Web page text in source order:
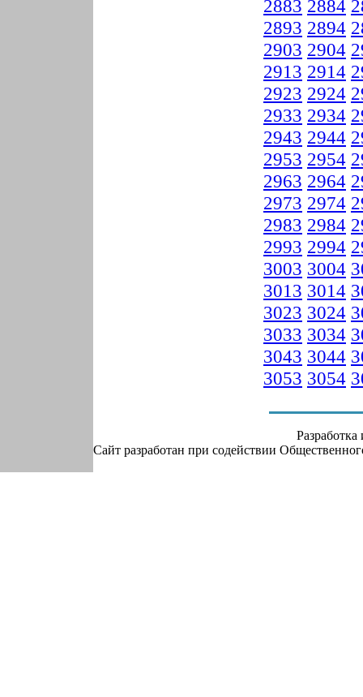
2883 2884
2893 2894
2903 2904
2913 2914
2923 2924
2933 2934
2943 2944
2953 2954
2963 2964
2973 2974
2983 2984
2993 2994
3003 3004
3013 3014
3023 3024
3033 3034
3043 3044
3053 3054
Сайт разработан при содействии